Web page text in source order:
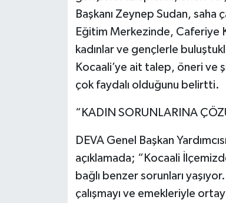
Başkanı Zeynep Sudan, saha
Eğitim Merkezinde, Caferiye
kadınlar ve gençlerle
Kocaali’ye ait talep, öneri
çok faydalı olduğunu belirtti.
“KADIN SORUNLARINA
DEVA Genel Başkan
açıklamada; “Kocaali
bağlı benzer sorunları
çalışmayı ve emekleriyle